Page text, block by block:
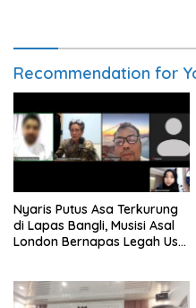
Recommendation for
Nyaris Putus Asa Terkurung
di Lapas Bangli, Musisi Asal
London Bernapas Legah Usai